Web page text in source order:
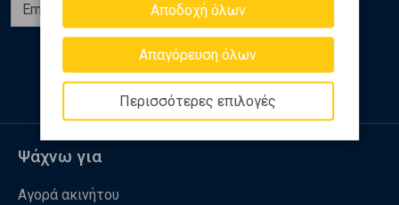
Αποδοχή όλων
Απαγόρευση όλων
Περισσότερες επιλογές
Εγγραφή
Ακολουθήστε μας
Ψάχνω για
Αγορά ακινήτου